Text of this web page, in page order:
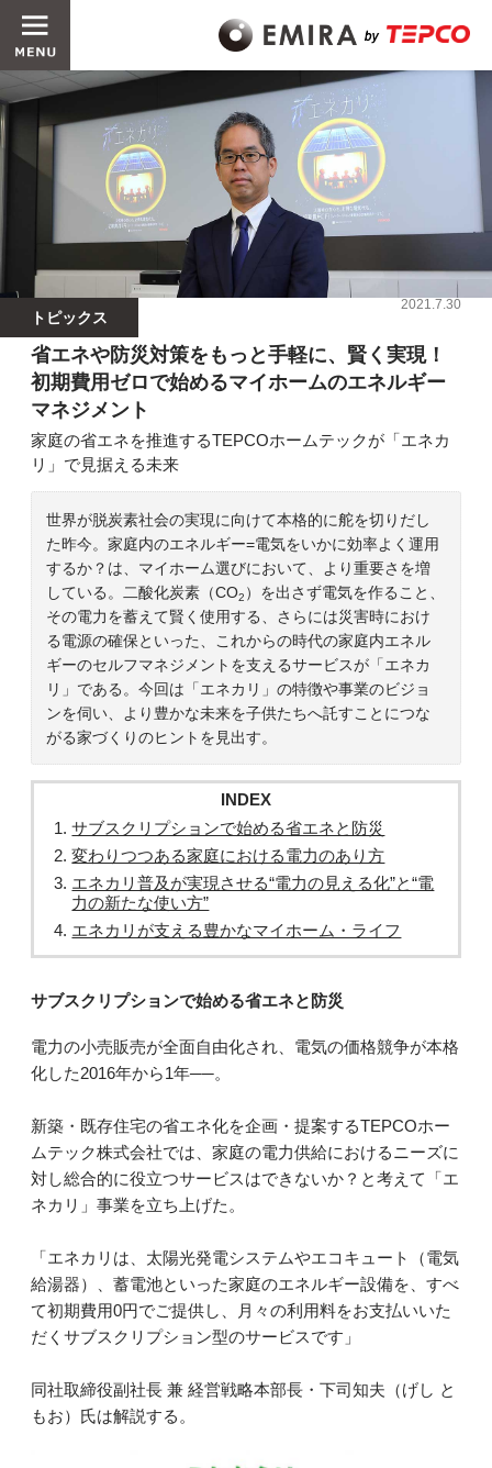
トピックス
2021.7.30
省エネや防災対策をもっと手軽に、賢く実現！
初期費用ゼロで始めるマイホームのエネルギー
マネジメント
家庭の省エネを推進するTEPCOホームテックが「エネカ
リ」で見据える未来
世界が脱炭素社会の実現に向けて本格的に舵を切りだし
た昨今。家庭内のエネルギー=電気をいかに効率よく運用
するか？は、マイホーム選びにおいて、より重要さを増
している。二酸化炭素（CO2 ）を出さず電気を作ること、
その電力を蓄えて賢く使用する、さらには災害時におけ
る電源の確保といった、これからの時代の家庭内エネル
ギーのセルフマネジメントを支えるサービスが「エネカ
リ」である。今回は「エネカリ」の特徴や事業のビジョ
ンを伺い、より豊かな未来を子供たちへ託すことにつな
がる家づくりのヒントを見出す。
INDEX
サブスクリプションで始める省エネと防災
変わりつつある家庭における電力のあり方
エネカリ普及が実現させる“電力の見える化”と“電
力の新たな使い方”
エネカリが支える豊かなマイホーム・ライフ
サブスクリプションで始める省エネと防災
電力の小売販売が全面自由化され、電気の価格競争が本格
化した2016年から1年──。
新築・既存住宅の省エネ化を企画・提案するTEPCOホー
ムテック株式会社では、家庭の電力供給におけるニーズに
対し総合的に役立つサービスはできないか？と考えて「エ
ネカリ」事業を立ち上げた。
「エネカリは、太陽光発電システムやエコキュート（電気
給湯器）、蓄電池といった家庭のエネルギー設備を、すべ
て初期費用0円でご提供し、月々の利用料をお支払いいた
だくサブスクリプション型のサービスです」
同社取締役副社長 兼 経営戦略本部長・下司知夫（げし と
もお）氏は解説する。